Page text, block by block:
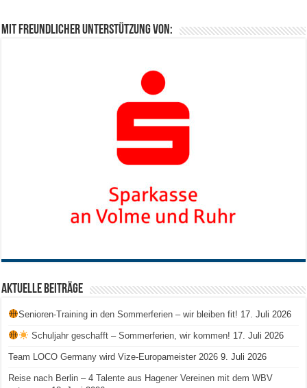
Mit freundlicher Unterstützung von:
Aktuelle Beiträge
Senioren-Training in den Sommerferien – wir bleiben fit! 17. Juli 2026
Schuljahr geschafft – Sommerferien, wir kommen! 17. Juli 2026
Team LOCO Germany wird Vize-Europameister 2026 9. Juli 2026
Reise nach Berlin – 4 Talente aus Hagener Vereinen mit dem WBV